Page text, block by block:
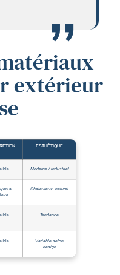
extérieur
ESTHÉTIQUE
Moderne / industriel
à
Chaleureux, naturel
Tendance
Variable selon
design